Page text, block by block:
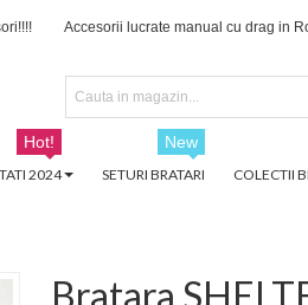
Accesorii lucrate manual cu drag in
2024
Hot!
SETURI BRATARI
New
COLECTII
Bratara